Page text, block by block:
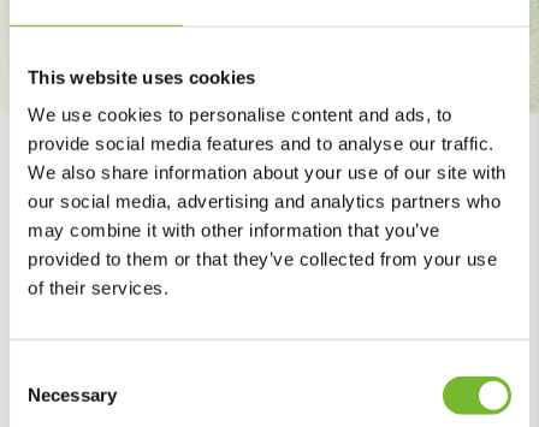
This website uses cookies
We use cookies to personalise content and ads, to
provide social media features and to analyse our traffic.
We also share information about your use of our site with
our social media, advertising and analytics partners who
may combine it with other information that you’ve
provided to them or that they’ve collected from your use
of their services.
Selection
Necessary
Expertises
Onze diensten op
een rij